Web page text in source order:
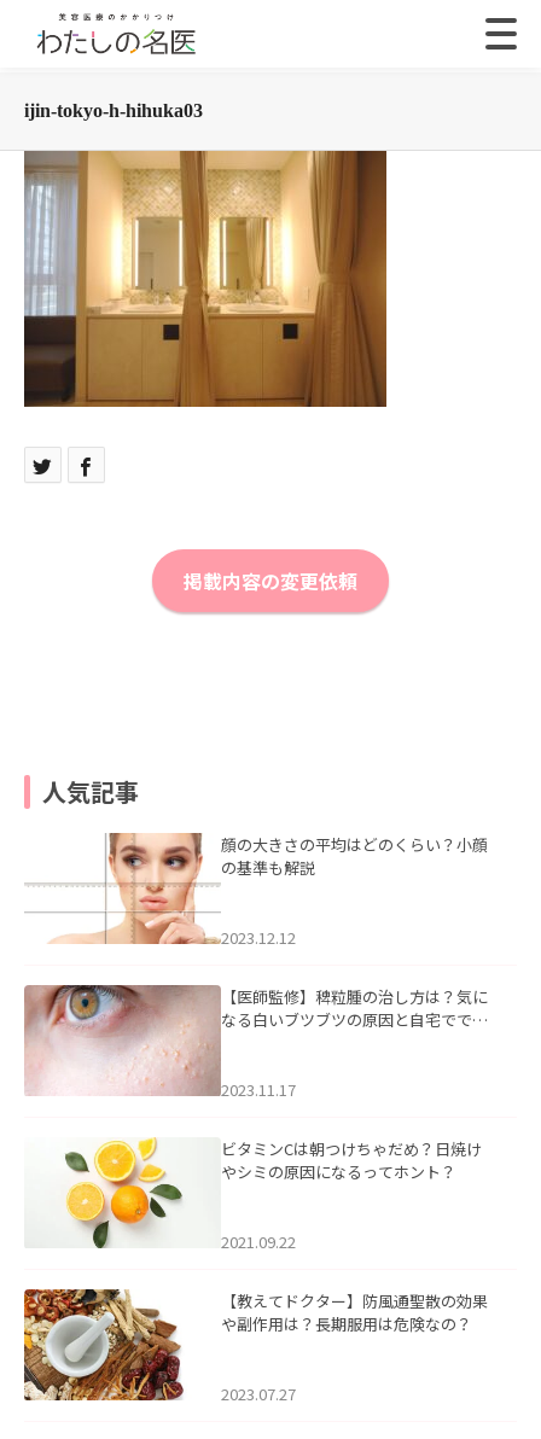
ijin-tokyo-h-hihuka03
掲載内容の変更依頼
人気記事
顔の大きさの平均はどのくらい？小顔
の基準も解説
2023.12.12
【医師監修】稗粒腫の治し方は？気に
なる白いブツブツの原因と自宅ででき
2023.11.17
ビタミンCは朝つけちゃだめ？日焼け
やシミの原因になるってホント？
2021.09.22
【教えてドクター】防風通聖散の効果
や副作用は？長期服用は危険なの？
2023.07.27